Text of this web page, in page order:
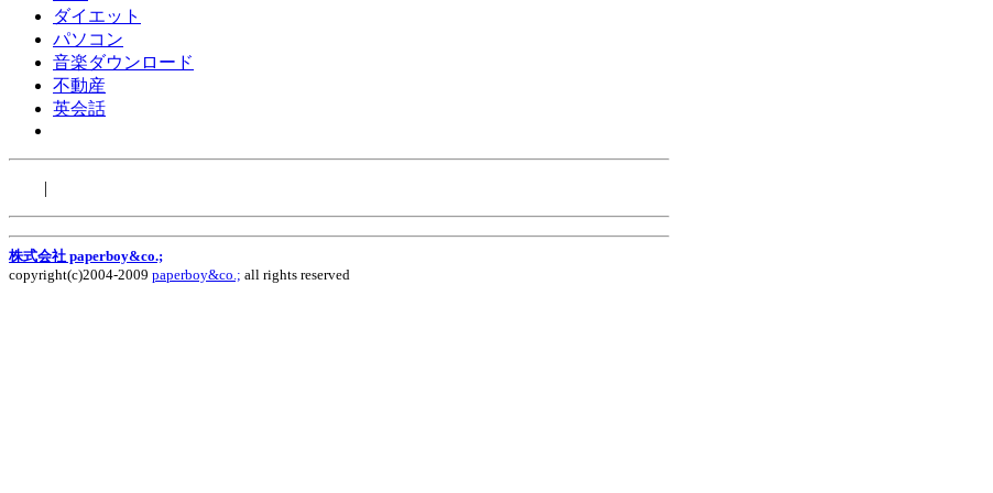
ダイエット
パソコン
音楽ダウンロード
不動産
英会話
|
株式会社 paperboy&co.;
copyright(c)2004-2009 paperboy&co.; all rights reserved